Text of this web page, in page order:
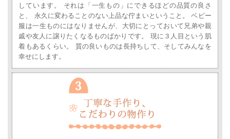
しています。
それは「一生もの」にできるほどの品質の良さ
と、 永久に変わることのない上品な佇まいということ。
ベビー
服は一生ものにはなりませんが、大切にとっておいて兄弟や親
戚や友人に譲りたくなるものばかりです。
現に３人目という肌
着もあるくらい。
質の良いものは長持ちして、そしてみんなを
幸せにします。